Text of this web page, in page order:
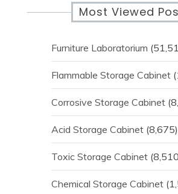
Most Viewed
Furniture Laboratorium
Flammable Storage Cabinet
Corrosive Storage Cabinet
Acid Storage Cabinet (8,675)
Toxic Storage Cabinet
Chemical Storage Cabinet